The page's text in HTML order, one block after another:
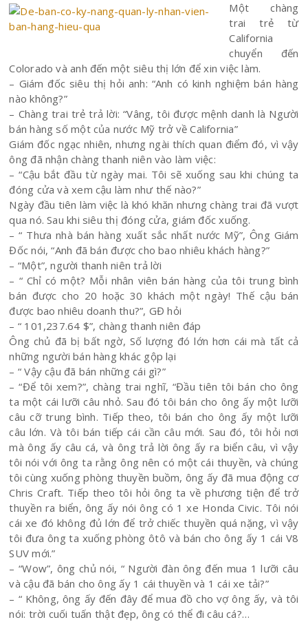
Một chàng
trai trẻ từ
California
chuyển đến
Colorado và anh đến một siêu thị lớn để xin việc làm.
– Giám đốc siêu thị hỏi anh: “Anh có kinh nghiệm bán hàng
nào không?”
– Chàng trai trẻ trả lời: “Vâng, tôi được mệnh danh là Người
bán hàng số một của nước Mỹ trở về California”
Giám đốc ngạc nhiên, nhưng ngài thích quan điểm đó, vì vậy
ông đã nhận chàng thanh niên vào làm việc:
– “Cậu bắt đầu từ ngày mai. Tôi sẽ xuống sau khi chúng ta
đóng cửa và xem cậu làm như thế nào?”
Ngày đầu tiên làm việc là khó khăn nhưng chàng trai đã vượt
qua nó. Sau khi siêu thị đóng cửa, giám đốc xuống.
– “ Thưa nhà bán hàng xuất sắc nhất nước Mỹ”, Ông Giám
Đốc nói, “Anh đã bán được cho bao nhiêu khách hàng?”
– “Một”, người thanh niên trả lời
– “ Chỉ có một? Mỗi nhân viên bán hàng của tôi trung bình
bán được cho 20 hoặc 30 khách một ngày! Thế cậu bán
được bao nhiêu doanh thu?”, GĐ hỏi
– “ 101,237.64 $”, chàng thanh niên đáp
Ông chủ đã bị bất ngờ, Số lượng đó lớn hơn cái mà tất cả
những người bán hàng khác gộp lại
– “ Vậy cậu đã bán những cái gì?”
– “Để tôi xem?”, chàng trai nghĩ, “Đầu tiên tôi bán cho ông
ta một cái lưỡi câu nhỏ. Sau đó tôi bán cho ông ấy một lưỡi
câu cỡ trung bình. Tiếp theo, tôi bán cho ông ấy một lưỡi
câu lớn. Và tôi bán tiếp cái cần câu mới. Sau đó, tôi hỏi nơi
mà ông ấy câu cá, và ông trả lời ông ấy ra biển câu, vì vậy
tôi nói với ông ta rằng ông nên có một cái thuyền, và chúng
tôi cùng xuống phòng thuyền buồm, ông ấy đã mua động cơ
Chris Craft. Tiếp theo tôi hỏi ông ta về phương tiện để trở
thuyền ra biển, ông ấy nói ông có 1 xe Honda Civic. Tôi nói
cái xe đó không đủ lớn để trở chiếc thuyền quá nặng, vì vậy
tôi đưa ông ta xuống phòng ôtô và bán cho ông ấy 1 cái V8
SUV mới.”
– “Wow”, ông chủ nói, “ Người đàn ông đến mua 1 lưỡi câu
và cậu đã bán cho ông ấy 1 cái thuyền và 1 cái xe tải?”
– “ Không, ông ấy đến đây để mua đồ cho vợ ông ấy, và tôi
nói: trời cuối tuấn thật đẹp, ông có thể đi câu cá?…